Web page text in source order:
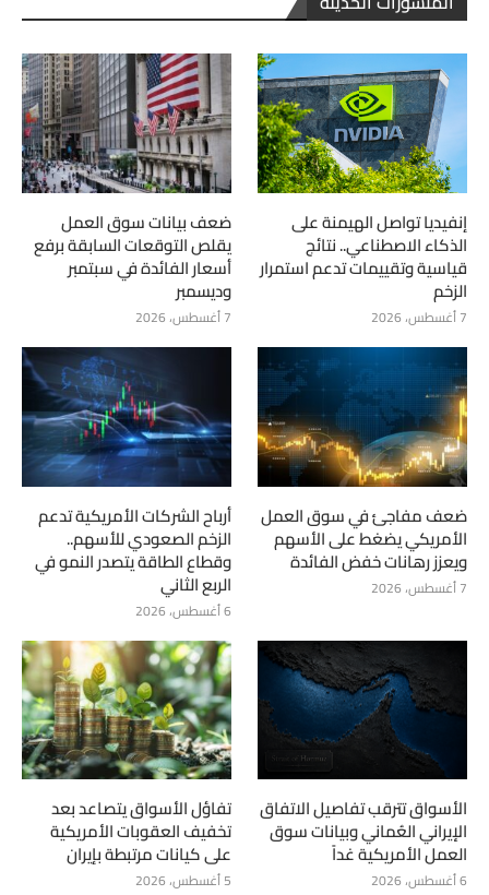
إنفيديا تواصل الهيمنة على
الذكاء الاصطناعي.. نتائج
قياسية وتقييمات تدعم استمرار
الزخم
7 أغسطس، 2026
ضعف بيانات سوق العمل
يقلص التوقعات السابقة برفع
أسعار الفائدة في سبتمبر
وديسمبر
7 أغسطس، 2026
ضعف مفاجئ في سوق العمل
الأمريكي يضغط على الأسهم
ويعزز رهانات خفض الفائدة
7 أغسطس، 2026
أرباح الشركات الأمريكية تدعم
الزخم الصعودي للأسهم..
وقطاع الطاقة يتصدر النمو في
الربع الثاني
6 أغسطس، 2026
الأسواق تترقب تفاصيل الاتفاق
الإيراني العُماني وبيانات سوق
العمل الأمريكية غداً
6 أغسطس، 2026
تفاؤل الأسواق يتصاعد بعد
تخفيف العقوبات الأمريكية
على كيانات مرتبطة بإيران
5 أغسطس، 2026